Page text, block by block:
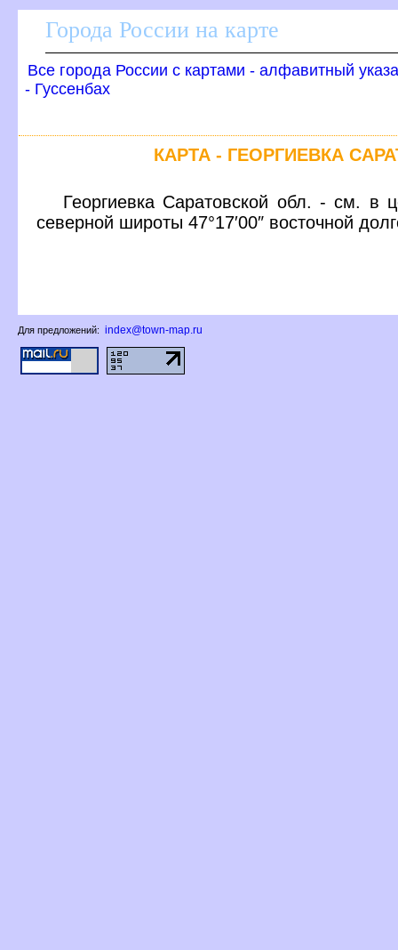
Города России на карте
се города России с картами - алфавитный
- Гуссенбах
КАРТА - ГЕОРГИЕВКА
Георгиевка Саратовской обл. - см. в
северной широты 47°17′00″ восточной
Для предложений: index@town-map.ru